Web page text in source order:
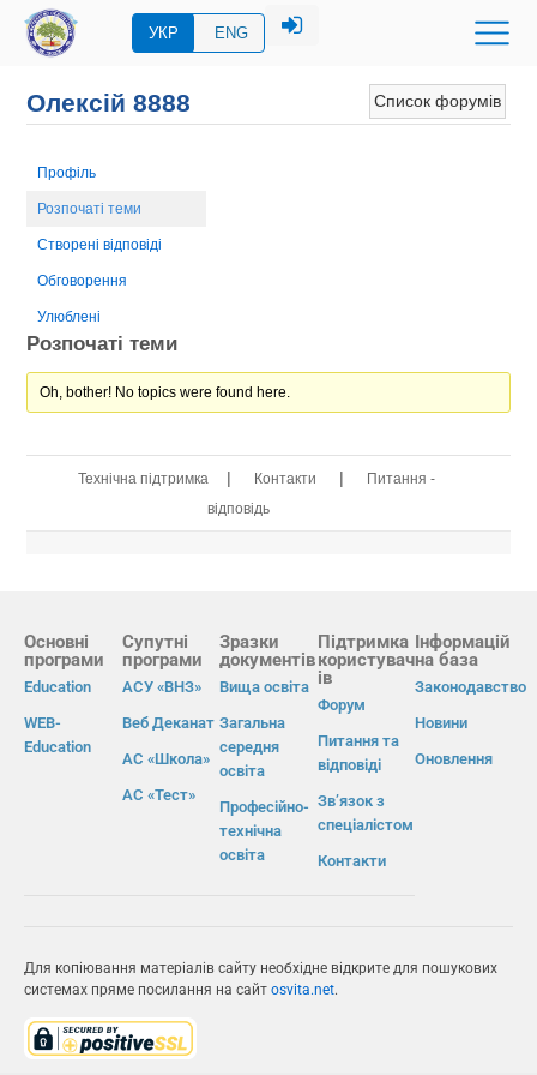
УКР ENG
Список форумів
Олексій 8888
Профіль
Розпочаті теми
Створені відповіді
Обговорення
Улюблені
Розпочаті теми
Oh, bother! No topics were found here.
Технічна підтримка | Контакти |
Питання -
відповідь
Основні
програми
Education
WEB-
Education
Супутні
програми
АСУ «ВНЗ»
Веб Деканат
АС «Школа»
АС «Тест»
Зразки
документів
Вища освіта
Загальна
середня
освіта
Професійно-
технічна
освіта
Підтримка
користувач
ів
Форум
Питання та
відповіді
Зв’язок з
спеціалістом
Контакти
Інформацій
на база
Законодавство
Новини
Оновлення
Для копіювання матеріалів сайту необхідне відкрите для пошукових
системах пряме посилання на сайт osvita.net.